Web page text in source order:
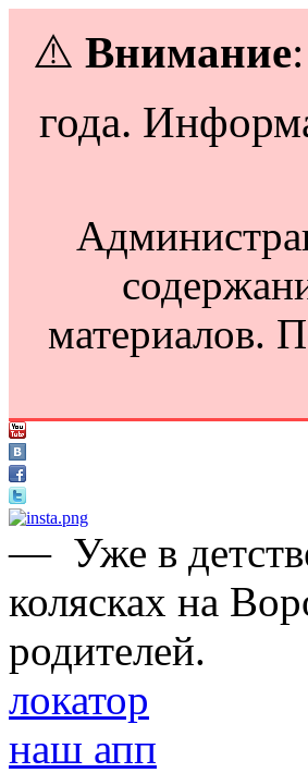
⚠️ Внимание
года.
материалов.
— Уже в
колясках на
родителей.
локатор
наш апп